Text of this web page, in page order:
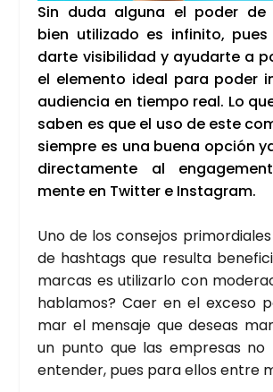
Sin duda algu­na el poder de
bien uti­li­za­do es infi­ni­to,
dar­te visi­bi­li­dad y ayu­dar­te a
el ele­men­to ideal para poder
audien­cia en tiem­po real. Lo
saben es que el uso de este
siem­pre es una bue­na opción
direc­ta­men­te al
men­te en Twit­ter e Ins­ta­gram.
Uno de los con­se­jos
de hash­tags que resul­ta
mar­cas es uti­li­zar­lo con
habla­mos? Caer en el exce­so
mar el men­sa­je que deseas
un pun­to que las empre­sas no
enten­der, pues para ellos entre